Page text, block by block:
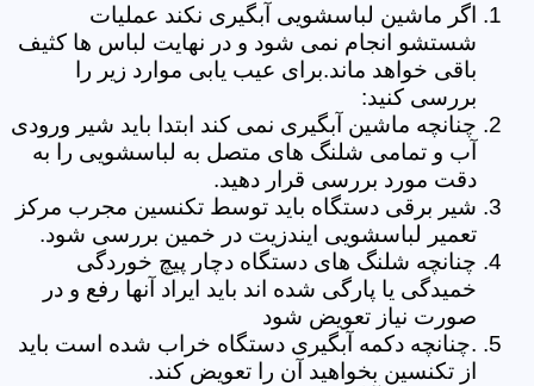
اگر ماشین لباسشویی آبگیری نکند عملیات
شستشو انجام نمی شود و در نهایت لباس ها کثیف
باقی خواهد ماند.برای عیب یابی موارد زیر را
بررسی کنید:
چنانچه ماشین آبگیری نمی کند ابتدا باید شیر ورودی
آب و تمامی شلنگ های متصل به لباسشویی را به
دقت مورد بررسی قرار دهید.
شیر برقی دستگاه باید توسط تکنسین مجرب مرکز
تعمیر لباسشویی ایندزیت در خمین بررسی شود.
چنانچه شلنگ های دستگاه دچار پیچ خوردگی
خمیدگی یا پارگی شده اند باید ایراد آنها رفع و در
صورت نیاز تعویض شود
.چنانچه دکمه آبگیری دستگاه خراب شده است باید
از تکنسین بخواهید آن را تعویض کند.